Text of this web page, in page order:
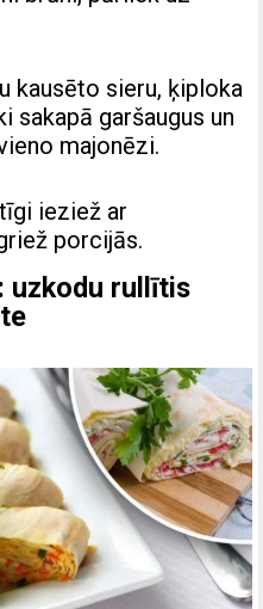
kausēto sieru, ķiploka
sakapā garšaugus un
majonēzi.
ieziež ar
porcijās.
uzkodu rullītis